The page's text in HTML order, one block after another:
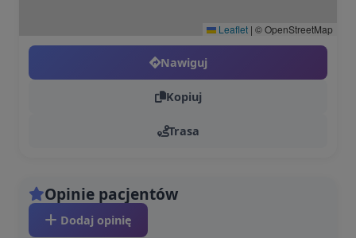
Leaflet | © OpenStreetMap
Nawiguj
Kopiuj
Trasa
Opinie pacjentów
Dodaj opinię